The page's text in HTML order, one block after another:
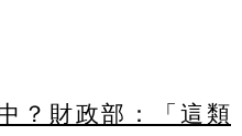
？財政部：「這類